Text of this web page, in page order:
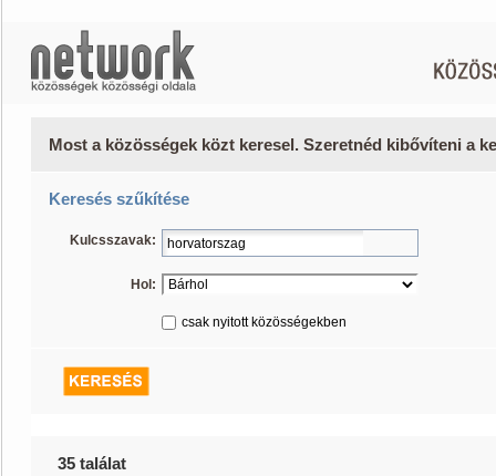
Most a közösségek közt keresel. Szeretnéd kibővíteni a
Keresés szűkítése
Kulcsszavak:
Hol:
csak nyitott közösségekben
35 találat